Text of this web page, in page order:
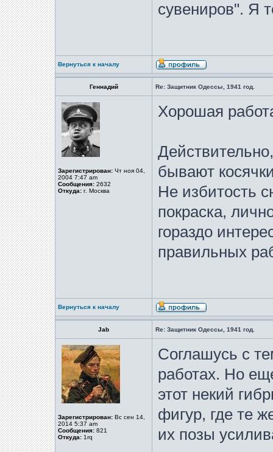
сувениров". Я
Вернуться к началу
Геннадий Re: Защитник Одессы, 1941 год.
Зарегистрирован: Чт ноя 04,
2004 7:47 am
Сообщения: 2632
Откуда: г. Москва
Хорошая
бывают
Не избитость
покраска,
гораздо
правильных
Вернуться к началу
Jab Re: Защитник Одессы, 1941 год.
Зарегистрирован: Вс сен 14,
2014 5:37 am
Сообщения: 821
Откуда: 1rq
Соглашусь с
работах. Но
этот некий
фигур, где те
их позы